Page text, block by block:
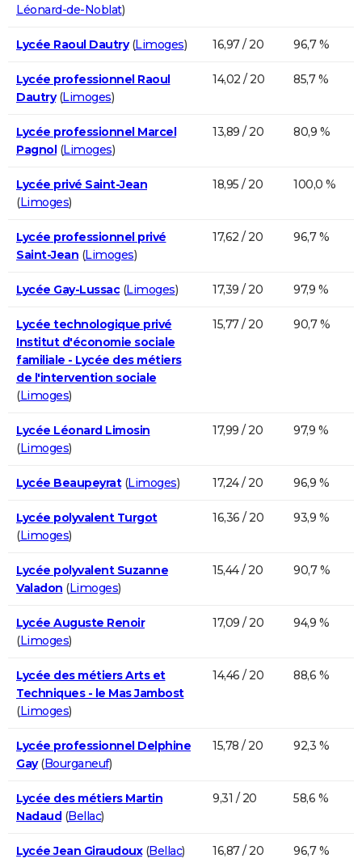
Léonard-de-Noblat)
Lycée Raoul Dautry(Limoges) 16,97 / 20 96,7 %
Lycée professionnel Raoul
Dautry(Limoges)
14,02 / 20 85,7 %
Lycée professionnel Marcel
Pagnol(Limoges)
13,89 / 20 80,9 %
Lycée privé Saint-Jean
(Limoges)
18,95 / 20 100,0 %
Lycée professionnel privé
Saint-Jean (Limoges)
17,62 / 20 96,7 %
Lycée Gay-Lussac(Limoges) 17,39 / 20 97,9 %
Lycée technologique privé
Institut d'économie sociale
familiale - Lycée des métiers
de l'intervention sociale
(Limoges)
15,77 / 20 90,7 %
Lycée Léonard Limosin
(Limoges)
17,99 / 20 97,9 %
Lycée Beaupeyrat(Limoges) 17,24 / 20 96,9 %
Lycée polyvalent Turgot
(Limoges)
16,36 / 20 93,9 %
Lycée polyvalent Suzanne
Valadon (Limoges)
15,44 / 20 90,7 %
Lycée Auguste Renoir
(Limoges)
17,09 / 20 94,9 %
Lycée des métiers Arts et
Techniques - le Mas Jambost
(Limoges)
14,46 / 20 88,6 %
Lycée professionnel Delphine
Gay(Bourganeuf)
15,78 / 20 92,3 %
Lycée des métiers Martin
Nadaud(Bellac)
9,31 / 20 58,6 %
Lycée Jean Giraudoux(Bellac) 16,87 / 20 96,7 %